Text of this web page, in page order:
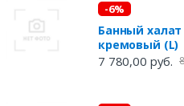
-6%
Банный
кремовый (L)
7 780,00 руб.